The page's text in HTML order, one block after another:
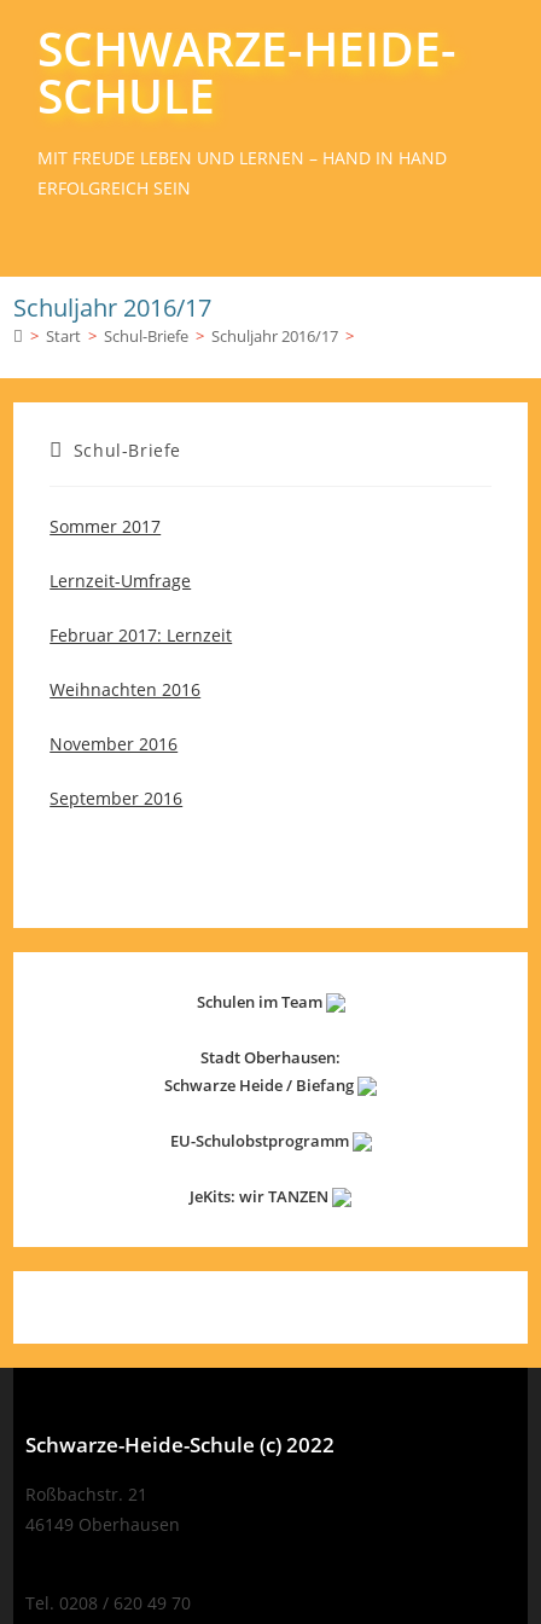
SCHWARZE-HEIDE-
SCHULE
MIT FREUDE LEBEN UND LERNEN – HAND IN HAND
ERFOLGREICH SEIN
Schuljahr 2016/17
> Start > Schul-Briefe > Schuljahr 2016/17 >
Schul-Briefe
Sommer 2017
Lernzeit-Umfrage
Februar 2017: Lernzeit
Weihnachten 2016
November 2016
September 2016
Schulen im Team
Stadt Oberhausen:
Schwarze Heide / Biefang
EU-Schulobstprogramm
JeKits: wir TANZEN
Schwarze-Heide-Schule (c) 2022
Roßbachstr. 21
46149 Oberhausen
Tel. 0208 / 620 49 70